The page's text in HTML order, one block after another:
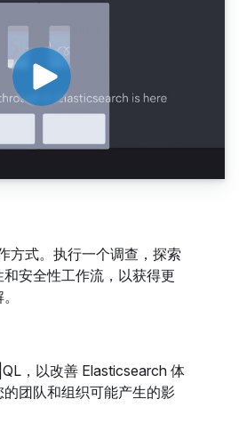
方式。执行一个调查，探索
安全性工作流，以获得更
，以改善 Elasticsearch 体
团队和组织可能产生的影